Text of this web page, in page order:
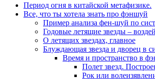
Период огня в китайской метафизике.
Все, что ты хотела знать про фэншуй
Пример анализа фен-шуй по
Годовые летящие звезды –
О летящих звездах, главное
Блуждающая звезда и дворец в
Время и пространство в
Полет звезд.
Рок или